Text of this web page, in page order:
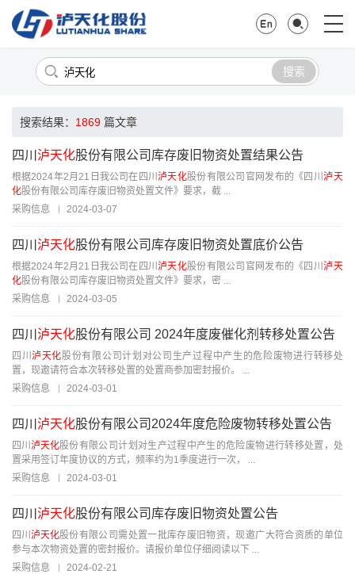
搜索
搜索结果： 1869 篇文章
四川 泸天化股份有限公司库存废旧物资处置结果公告
根据2024年2月21日我公司在四川 泸天化股份有限公司官网发布的《四川 泸天
化股份有限公司库存废旧物资处置文件》要求，截 ...
采购信息
2024-03-07
四川 泸天化股份有限公司库存废旧物资处置底价公告
根据2024年2月21日我公司在四川 泸天化股份有限公司官网发布的《四川 泸天
化股份有限公司库存废旧物资处置文件》要求，密 ...
采购信息
2024-03-05
四川 泸天化股份有限公司 2024年度废催化剂转移处置公告
四川 泸天化股份有限公司计划对公司生产过程中产生的危险废物进行转移处
置，现邀请符合本次转移处置的处置商参加密封报价。 ...
采购信息
2024-03-01
四川 泸天化股份有限公司2024年度危险废物转移处置公告
四川 泸天化股份有限公司计划对生产过程中产生的危险废物进行转移处置，处
置采用签订年度协议的方式，频率约为1季度进行一次， ...
采购信息
2024-03-01
四川 泸天化股份有限公司库存废旧物资处置公告
四川 泸天化股份有限公司需处置一批库存废旧物资，现邀广大符合资质的单位
参与本次物资处置的密封报价。请报价单位仔细阅读以下 ...
采购信息
2024-02-21